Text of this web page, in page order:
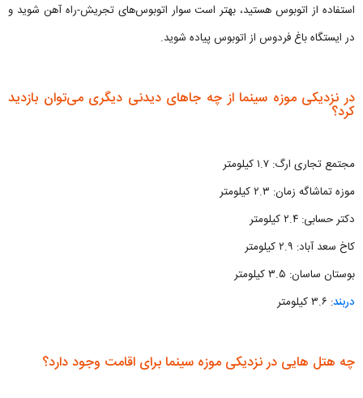
استفاده از اتوبوس هستید، بهتر است سوار اتوبوس‌های تجریش-راه آهن شوید و
در ایستگاه باغ فردوس از اتوبوس پیاده شوید.
در نزدیکی موزه سینما از چه جاهای دیدنی دیگری می‌توان بازدید
کرد؟
مجتمع تجاری ارگ: ۱.۷ کیلومتر
موزه تماشاگه زمان: ۲.۳ کیلومتر
دکتر حسابی: ۲.۴ کیلومتر
کاخ سعد آباد: ۲.۹ کیلومتر
بوستان ساسان: ۳.۵ کیلومتر
دربند: ۳.۶ کیلومتر
چه هتل هایی در نزدیکی موزه سینما برای اقامت وجود دارد؟